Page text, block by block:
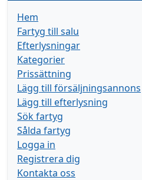
Hem
Fartyg till salu
Efterlysningar
Kategorier
Prissättning
Lägg till försäljningsannons
Lägg till efterlysning
Sök fartyg
Sålda fartyg
Logga in
Registrera dig
Kontakta oss